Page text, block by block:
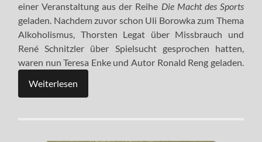
einer Veranstaltung aus der Reihe Die Macht des Sports
geladen. Nachdem zuvor schon Uli Borowka zum Thema
Alkoholismus, Thorsten Legat über Missbrauch und
René Schnitzler über Spielsucht gesprochen hatten,
waren nun Teresa Enke und Autor Ronald Reng geladen.
Weiterlesen